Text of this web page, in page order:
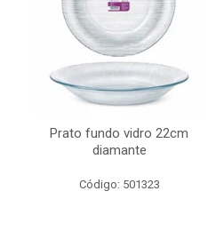
Prato fundo vidro 22cm
diamante
Código: 501323